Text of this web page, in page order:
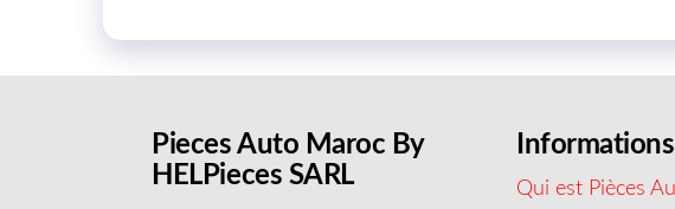
Pieces Auto Maroc By
HELPieces SARL
Informations
Qui est Pièces